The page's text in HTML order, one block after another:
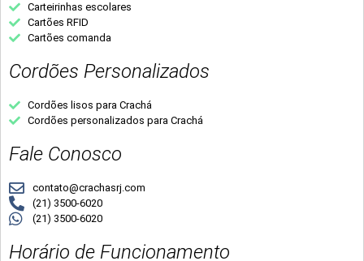
Carteirinhas escolares
Cartões RFID
Cartões comanda
Cordões Personalizados
Cordões lisos para Crachá
Cordões personalizados para Crachá
Fale Conosco
contato@crachasrj.com
(21) 3500-6020
(21) 3500-6020
Horário de Funcionamento